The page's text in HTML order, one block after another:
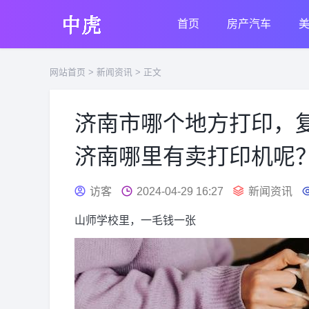
首页 房产汽车
网站首页 > 新闻资讯 > 正文
济南市哪个地方打印，
济南哪里有卖打印机呢
访客 2024-04-29 16:27 新闻资讯
山师学校里，一毛钱一张